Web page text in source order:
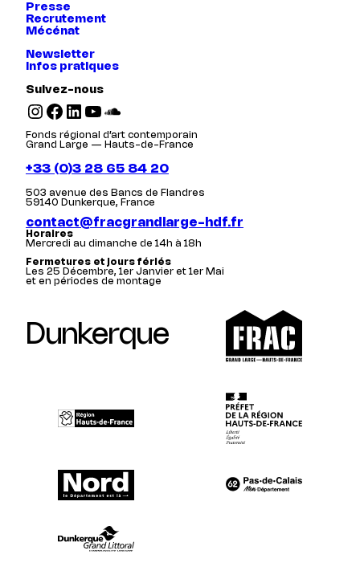
Presse
Recrutement
Mécénat
Newsletter
Infos pratiques
Suivez-nous
Instagram Facebook LinkedIn YouTube SoundCloud
Fonds régional d’art contemporain
Grand Large — Hauts-de-France
+33 (0)3 28 65 84 20
503 avenue des Bancs de Flandres
59140 Dunkerque, France
contact@fracgrandlarge-hdf.fr
Horaires
Mercredi au dimanche de 14h à 18h
Fermetures et jours fériés
Les 25 Décembre, 1er Janvier et 1er Mai
et en périodes de montage
Dunkerque